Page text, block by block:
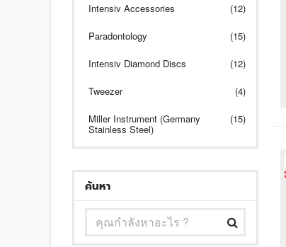
Intensiv Accessories (12)
Paradontology (15)
Intensiv Diamond Discs (12)
Tweezer (4)
Miller Instrument (Germany
Stainless Steel)
(15)
ค้นหา